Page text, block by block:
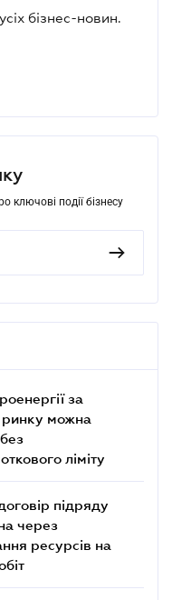
бізнес-новин.
ключові події бізнесу
за
можна
ліміту
підряду
через
ресурсів на